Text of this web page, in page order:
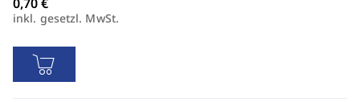
inkl. gesetzl. MwSt.